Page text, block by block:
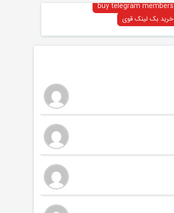
buy telegram members
خرید بک لینک قوی